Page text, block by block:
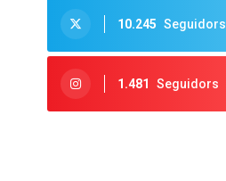
10.245 Seguidors
1.481 Seguidors